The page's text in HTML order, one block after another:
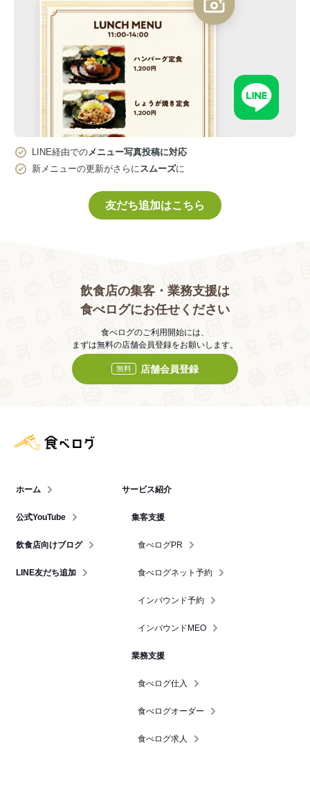
LINE経由でのメニュー写真投稿に対応
新メニューの更新がさらにスムーズに
友だち追加はこちら
飲食店の集客・業務支援は
食べログにお任せください
食べログのご利用開始には、
まずは無料の店舗会員登録をお願いします。
無料 店舗会員登録
ホーム
公式YouTube
飲食店向けブログ
LINE友だち追加
サービス紹介
集客支援
食べログPR
食べログネット予約
インバウンド予約
インバウンドMEO
業務支援
食べログ仕入
食べログオーダー
食べログ求人